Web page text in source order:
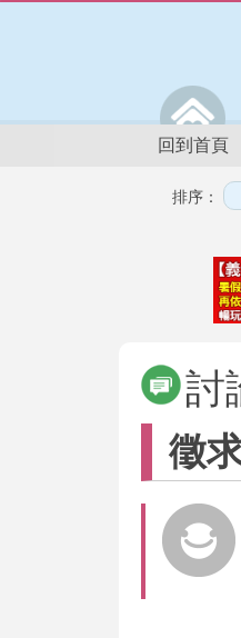
回到首頁
排序：
討
徵